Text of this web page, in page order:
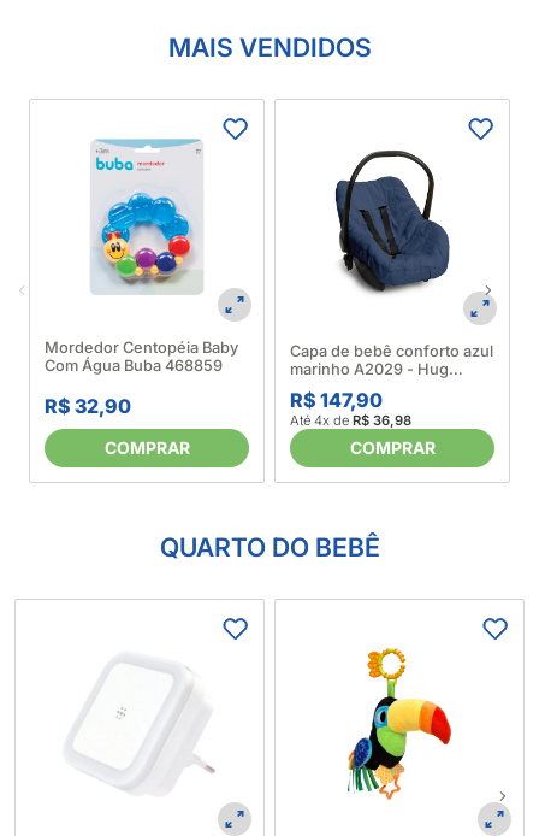
MAIS VENDIDOS
Mordedor Centopéia Baby
Com Água Buba 468859
R$ 32,90
COMPRAR
Capa de bebê conforto azul
marinho A2029 - Hug
5572810002
R$ 147,90
Até 4x de R$ 36,98
COMPRAR
QUARTO DO BEBÊ